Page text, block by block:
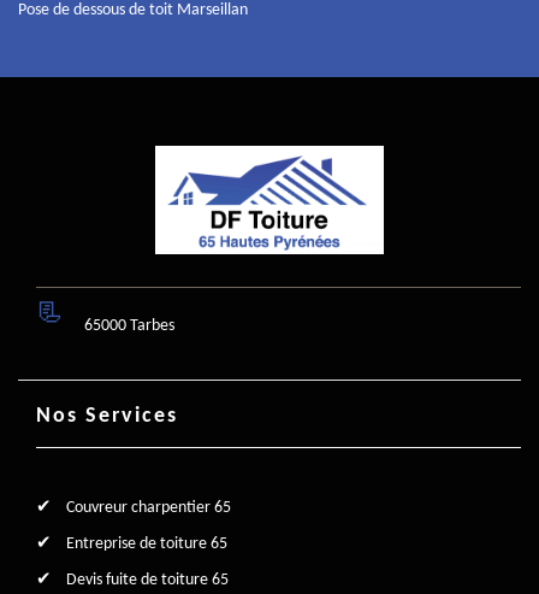
Pose de dessous de toit Marseillan
65000 Tarbes
Nos Services
Couvreur charpentier 65
Entreprise de toiture 65
Devis fuite de toiture 65